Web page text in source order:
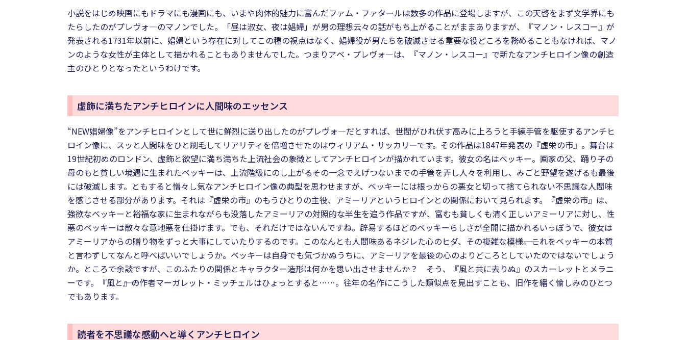
小説をはじめ映画にもドラマにも漫画にも、いまや肉体的魅力に富んだファム・ファタールは数多の作品に登場しますが、この天啓をまず文学界にも
たらしたのがプレヴォ―のマノンでした。「昼は淑女、夜は娼婦」が男の理想云々の話がもち上がることがままありますが、『マノン・レスコー』が
発表される1731年以前に、娼婦という存在に対してこの種の視点はなく、娼婦役が男たちを破滅させる重要な役どころを務めることもなければ、マノ
ンのような女性が主体として描かれることもありませんでした。つまりアベ・プレヴォ―は、『マノン・レスコー』で新たなアンチヒロイン像の創造
主のひとりとなったというわけです。
虚飾に満ちたアンチヒロインに人間味のエッセンス
“NEW娼婦像”をアンチヒロインとして世に鮮烈に送り出したのがプレヴォ―だとすれば、世間がひれ伏す高みに上ろうと手練手管を駆使するアンチヒ
ロイン像に、スッと人間味をひと刷毛してリアリティを倍増させたのはウィリアム・サッカリーです。その作品は1847年発表の『虚栄の市』。舞台は
19世紀初めのロンドン、虚飾と欲望に満ち満ちた上流社会の象徴としてアンチヒロインが描かれています。彼女の名はベッキー。画家の父、踊り子の
母のもと貧しい境遇に生まれたベッキーは、上流階級にのし上がるその一念でえげつないまでの手管を弄し人々を利用し、みごと野望を遂げるも最後
には破滅します。ともすると憎々し気なアンチヒロイン像の典型を思わせますが、ベッキーには根っからの悪女と切って捨てられない不思議な人間味
を感じさせる部分があります。それは『虚栄の市』のもうひとりの主役、アミーリアというヒロインとの関係において見られます。『虚栄の市』は、
強欲なベッキーと裕福な家に生まれながらも没落したアミーリアの対照的な半生を追う作品ですが、富むも貧しくも清く正しいアミーリアに対し、性
悪のベッキーは散々な意地悪を仕掛けます。でも、それだけではないんですね。辟易するほどのベッキーらしさが全開に描かれるいっぽうで、彼女は
アミーリアからの贈り物をずっと大事にしていたりするのです。このなんとも人間味あるネジレた心のヒダ、その複雑な模様――。これをベッキーの本質
と言わずしてなんと呼べばいいでしょうか。ベッキーは自身でも気づかぬうちに、アミーリアを最後の心のよりどころとしていたのではないでしょう
か。ところで余談ですが、このふたりの関係とキャラクター造形は何かを思い出させませんか？ そう、『風と共に去りぬ』のスカーレットとメラニ
ーです。『風と――』の作者マーガレット・ミッチェルはひょっとすると……。往年の名作にこうした類似点を見出すことも、旧作を繙く愉しみのひとつ
でもあります。
読者を不思議な感動へと導くアンチヒロイン